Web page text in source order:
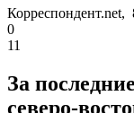
Корреспондент.net,
0
11
За
северо-